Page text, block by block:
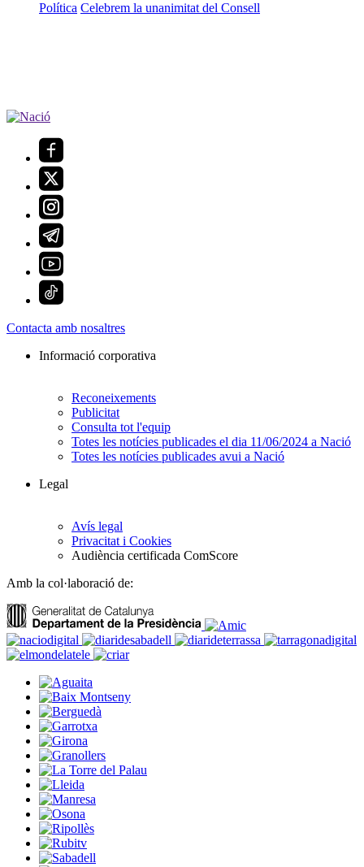
Política Celebrem la unanimitat del Consell
Contacta amb nosaltres
Informació corporativa
Reconeixements
Publicitat
Consulta tot l'equip
Totes les notícies publicades el dia 11/06/2024 a Nació
Totes les notícies publicades avui a Nació
Legal
Avís legal
Privacitat i Cookies
Audiència certificada ComScore
Amb la col·laboració de: